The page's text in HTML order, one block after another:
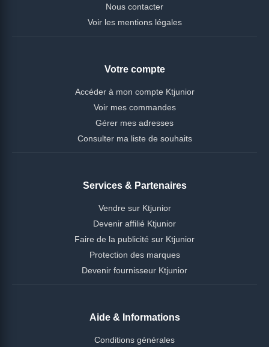
Nous contacter
Voir les mentions légales
Votre compte
Accéder à mon compte Ktjunior
Voir mes commandes
Gérer mes adresses
Consulter ma liste de souhaits
Services & Partenaires
Vendre sur Ktjunior
Devenir affilié Ktjunior
Faire de la publicité sur Ktjunior
Protection des marques
Devenir fournisseur Ktjunior
Aide & Informations
Conditions générales